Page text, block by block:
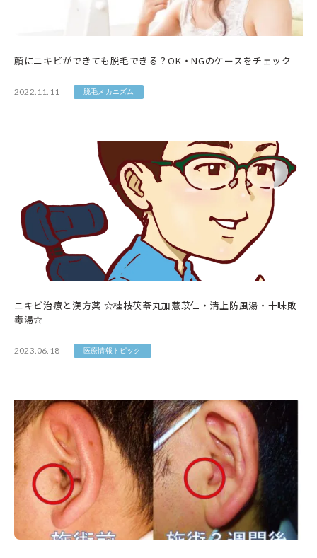
顔にニキビができても脱毛できる？OK・NGのケースをチェック
2022.11.11 脱毛メカニズム
ニキビ治療と漢方薬 ☆桂枝茯苓丸加薏苡仁・清上防風湯・十味敗
毒湯☆
2023.06.18 医療情報トピック